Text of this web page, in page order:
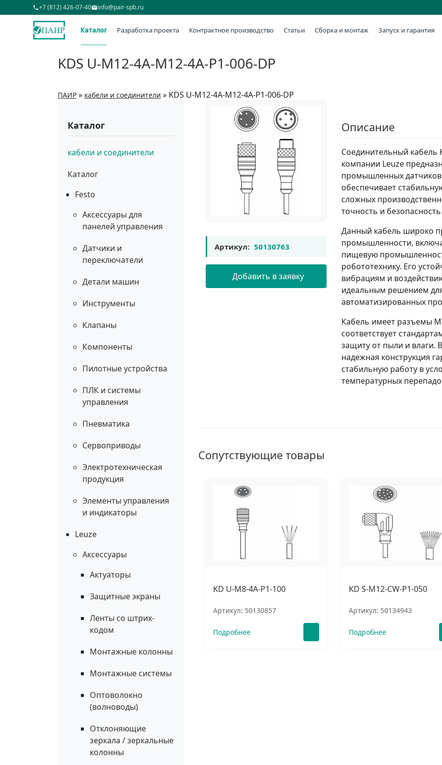
+7 (812) 426-07-40 info@pair-spb.ru
Каталог Разработка проекта Контрактное производство Статьи Сборка и монтаж Запуск и гарантия
KDS U-M12-4A-M12-4A-P1-006-DP
ПАИР » кабели и соединители » KDS U-M12-4A-M12-4A-P1-006-DP
Каталог
кабели и соединители
Каталог
Festo
Аксессуары для
панелей управления
Датчики и
переключатели
Детали машин
Инструменты
Клапаны
Компоненты
Пилотные устройства
ПЛК и системы
управления
Пневматика
Сервоприводы
Электротехническая
продукция
Элементы управления
и индикаторы
Leuze
Аксессуары
Актуаторы
Защитные экраны
Ленты со штрих-
кодом
Монтажные колонны
Монтажные системы
Оптоволокно
(волноводы)
Отклоняющие
зеркала / зеркальные
колонны
Артикул: 50130763
Добавить в заявку
Описание
Соединительный кабель
компании Leuze
промышленных датчиков
обеспечивает
сложных
точность и
Данный кабель широко
промышленности,
пищевую
робототехнику. Его
вибрациям и
идеальным решением
автоматизированных
Кабель имеет разъемы
соответствует
защиту от пыли и влаги.
надежная конструкция
стабильную работу в
температурных
Сопутствующие товары
KD U-M8-4A-P1-100
Артикул: 50130857
Подробнее
KD S-M12-CW-P1-050
Артикул: 50134943
Подробнее